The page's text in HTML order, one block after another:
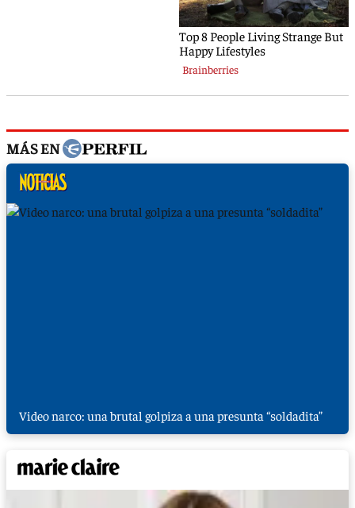
MÁS EN
Video narco: una brutal golpiza a una presunta “soldadita”